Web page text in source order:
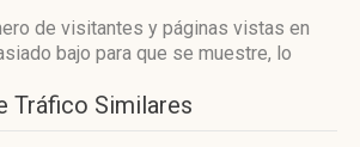
de visitantes y páginas vistas en
bajo para que se muestre, lo
Tráfico Similares